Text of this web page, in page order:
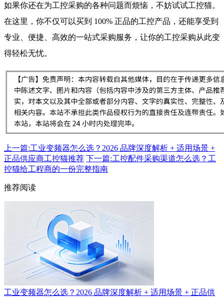
如果你还在为工控采购的各种问题而烦恼，不妨试试工控猫。
在这里，你不仅可以买到 100% 正品的工控产品，还能享受到
专业、便捷、高效的一站式采购服务，让你的工控采购从此变
得轻松无忧。
上一篇:工业变频器怎么选？2026 品牌深度解析 + 适用场景 +
正品供应商工控猫推荐 下一篇:工控配件采购渠道怎么选？工
控猫给工程商的一份完整指南
推荐阅读
工业变频器怎么选？2026 品牌深度解析 + 适用场景 + 正品供